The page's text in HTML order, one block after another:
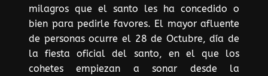
milagros que el santo les ha concedido o
bien para pedirle favores. El mayor afluente
de personas ocurre el 28 de Octubre, día de
la fiesta oficial del santo, en el que los
cohetes empiezan a sonar desde la